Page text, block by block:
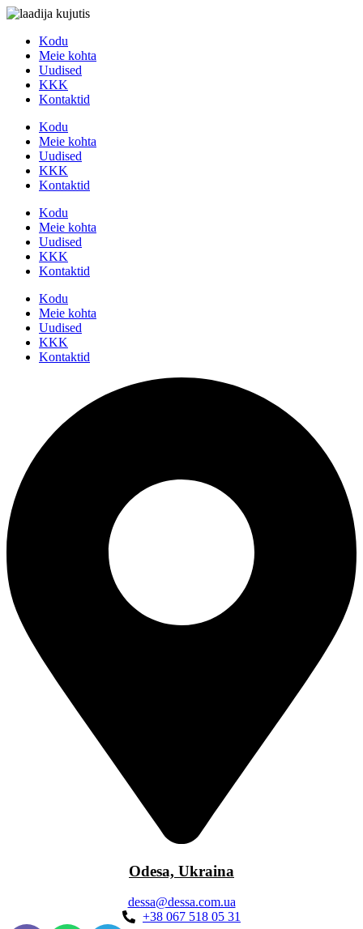
content
Kodu
Meie kohta
Uudised
KKK
Kontaktid
Kodu
Meie kohta
Uudised
KKK
Kontaktid
Kodu
Meie kohta
Uudised
KKK
Kontaktid
Kodu
Meie kohta
Uudised
KKK
Kontaktid
Odesa, Ukraina
dessa@dessa.com.ua
+38 067 518 05 31